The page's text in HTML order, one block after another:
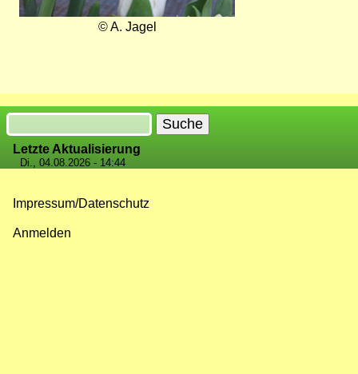
© A. Jagel
Suche
Letzte Aktualisierung
Di., 04.08.2026 - 14:44
Impressum/Datenschutz
Anmelden